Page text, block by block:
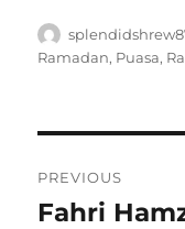
Author
Ramadan, Puasa,
pos
PREVIOUS
Previous
Fahri